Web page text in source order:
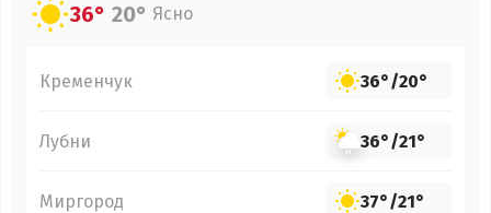
36° 20° Ясно
Кременчук 36°/20°
Лубни 36°/21°
Миргород 37°/21°